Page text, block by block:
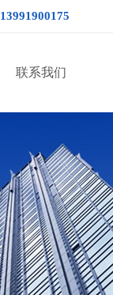
13991900175
联系我们